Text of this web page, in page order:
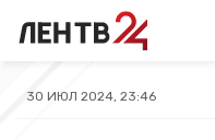
30 ИЮЛ 2024, 23:46